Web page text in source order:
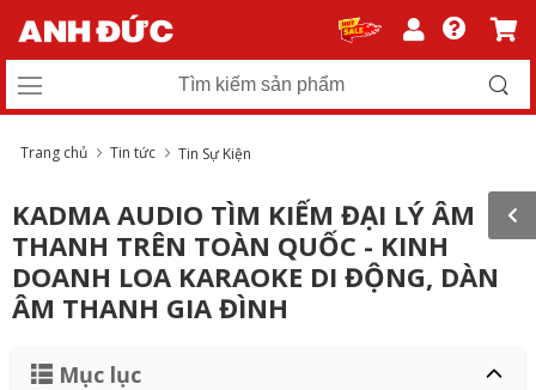
Trang chủ Tin tức Tin Sự Kiện
KADMA AUDIO TÌM KIẾM ĐẠI LÝ ÂM
THANH TRÊN TOÀN QUỐC - KINH
DOANH LOA KARAOKE DI ĐỘNG, DÀN
ÂM THANH GIA ĐÌNH
Mục lục